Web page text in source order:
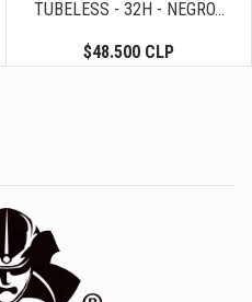
TUBELESS - 32H - NEGRO...
$48.500 CLP